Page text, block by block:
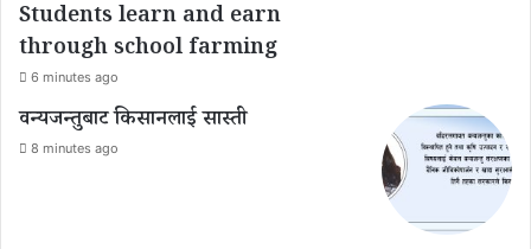
Students learn and earn
through school farming
6 minutes ago
वन्यजन्तुबाट किसानलाई सास्ती
8 minutes ago